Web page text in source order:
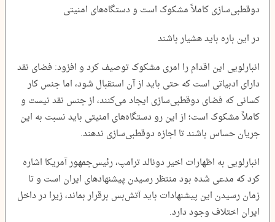
دوقطبی‌سازی کاملاً مشکوک است و دستگاه‌های امنیتی
در این باره باید هشیار باشند
انبارلویی این اقدام را امری مشکوک توصیف کرد و افزود: فضای نقد
دارای ادبیاتی است که حتی باید از آن استقبال شود، اما جنس کار
کسانی که فضای دوقطبی‌سازی ایجاد می‌کنند، از جنس نقد نیست و
کاملاً مشکوک است؛ از این رو دستگاه‌های امنیتی باید نسبت به این
جریان حساس باشند تا اجازه دوقطبی‌سازی ندهند.
انبارلویی به اظهارات اخیر دونالد ترامپ، رئیس‌جمهور آمریکا اشاره
کرد که مدعی شده بود منتظر رسیدن پیشنهادهای ایران است و تا
زمان رسیدن این پیشنهادات باید آتش‌بس برقرار بماند، زیرا در داخل
ایران اختلاف وجود دارد.